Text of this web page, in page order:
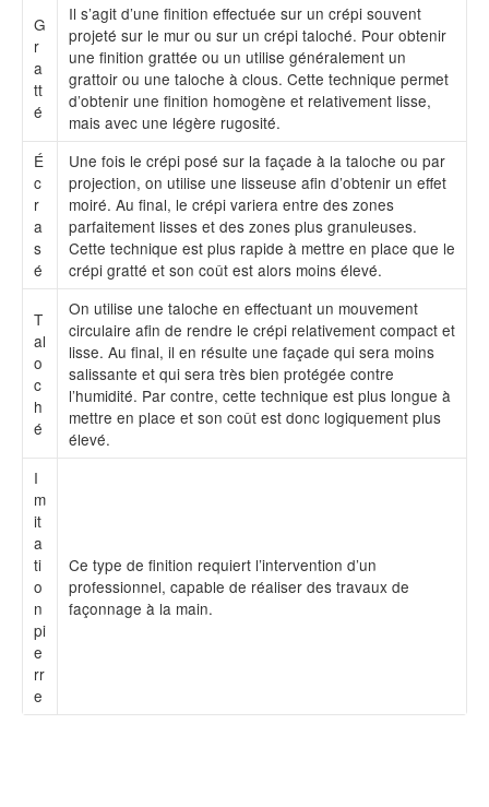
G
r
a
tt
é
Il s’agit d’une finition effectuée sur un crépi souvent
projeté sur le mur ou sur un crépi taloché. Pour obtenir
une finition grattée ou un utilise généralement un
grattoir ou une taloche à clous. Cette technique permet
d’obtenir une finition homogène et relativement lisse,
mais avec une légère rugosité.
É
c
r
a
s
é
Une fois le crépi posé sur la façade à la taloche ou par
projection, on utilise une lisseuse afin d’obtenir un effet
moiré. Au final, le crépi variera entre des zones
parfaitement lisses et des zones plus granuleuses.
Cette technique est plus rapide à mettre en place que le
crépi gratté et son coût est alors moins élevé.
T
al
o
c
h
é
On utilise une taloche en effectuant un mouvement
circulaire afin de rendre le crépi relativement compact et
lisse. Au final, il en résulte une façade qui sera moins
salissante et qui sera très bien protégée contre
l’humidité. Par contre, cette technique est plus longue à
mettre en place et son coût est donc logiquement plus
élevé.
I
m
it
a
ti
o
n
pi
e
rr
e
Ce type de finition requiert l’intervention d’un
professionnel, capable de réaliser des travaux de
façonnage à la main.